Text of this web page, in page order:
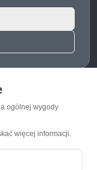
ogólnej wygody
więcej informacji.